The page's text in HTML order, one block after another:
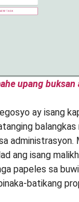
upang buksan
ay isang
administrasyon.
ang isang
papeles sa
batikang